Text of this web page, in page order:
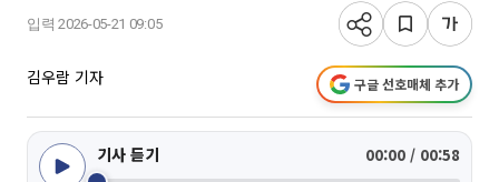
입력 2026-05-21 09:05
김우람 기자 구글 선호매체 추가
기사 듣기 00:00 / 00:58